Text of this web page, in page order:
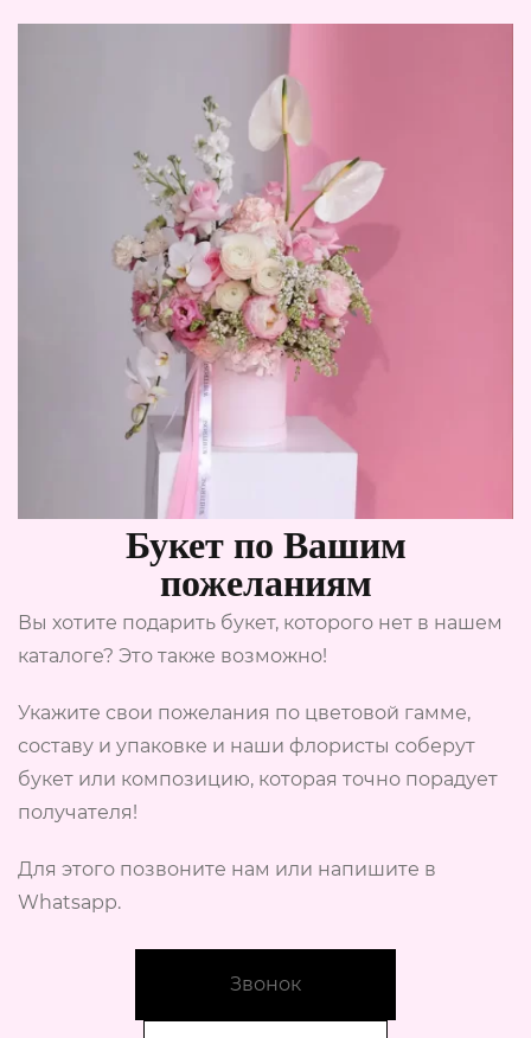
Букет по Вашим
пожеланиям
Вы хотите подарить букет, которого нет в нашем
каталоге? Это также возможно!
Укажите свои пожелания по цветовой гамме,
составу и упаковке и наши флористы соберут
букет или композицию, которая точно порадует
получателя!
Для этого позвоните нам или напишите в
Whatsapp.
Звонок